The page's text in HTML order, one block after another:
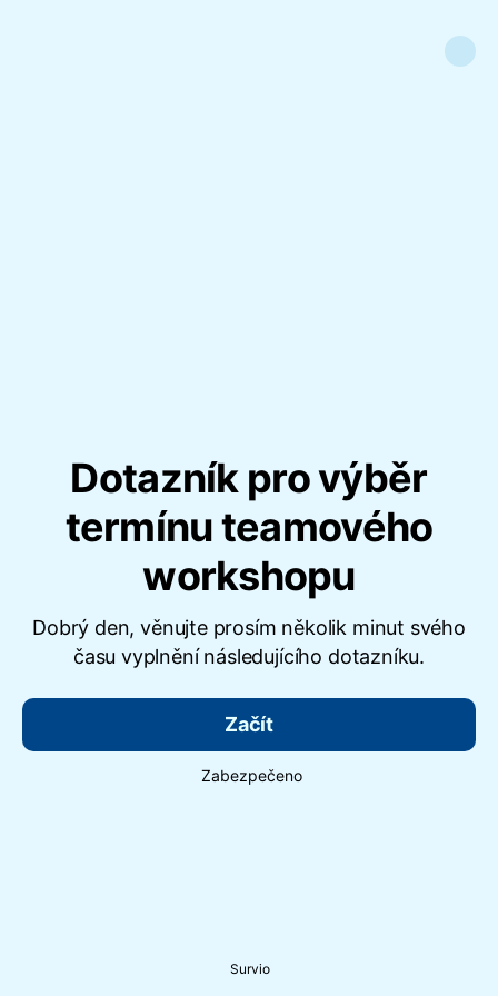
Dotazník pro výběr
termínu teamového
workshopu
Dobrý den, věnujte prosím několik minut svého
času vyplnění následujícího dotazníku.
Začít
Zabezpečeno
Survio